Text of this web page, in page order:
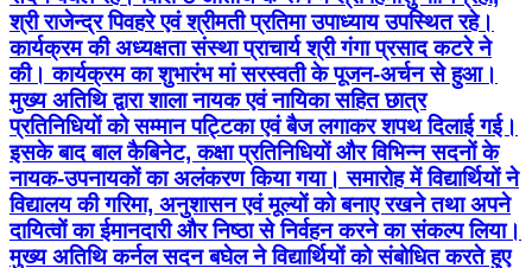
श्री राजेन्द्र पिवहरे एवं श्रीमती प्रतिमा उपाध्याय उपस्थित रहे।
कार्यक्रम की अध्यक्षता संस्था प्राचार्य श्री गंगा प्रसाद कटरे ने
की। कार्यक्रम का शुभारंभ मां सरस्वती के पूजन-अर्चन से हुआ।
मुख्य अतिथि द्वारा शाला नायक एवं नायिका सहित छात्र
प्रतिनिधियों को सम्मान पट्टिका एवं बैज लगाकर शपथ दिलाई गई।
इसके बाद बाल कैबिनेट, कक्षा प्रतिनिधियों और विभिन्न सदनों के
नायक-उपनायकों का अलंकरण किया गया। समारोह में विद्यार्थियों ने
विद्यालय की गरिमा, अनुशासन एवं मूल्यों को बनाए रखने तथा अपने
दायित्वों का ईमानदारी और निष्ठा से निर्वहन करने का संकल्प लिया।
मुख्य अतिथि कर्नल सदन बघेल ने विद्यार्थियों को संबोधित करते हुए